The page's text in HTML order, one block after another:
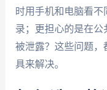
时用手机和电脑看
录；更担心的是在公
被泄露？这些问题，
具来解决。